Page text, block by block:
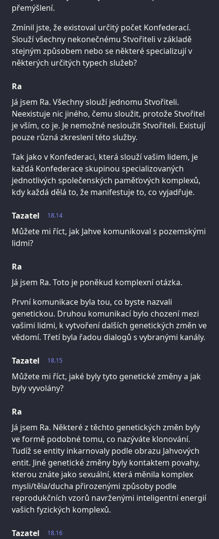
přemýšlení.
Zmínil jste, že existoval určitý počet Konfederací.
Slouží všechny nekonečnému Stvořiteli v základě
stejným způsobem nebo se některé specializují v
některých určitých typech služeb?
Ra
Já jsem Ra. Všechny slouží jednomu Stvořiteli.
Neexistuje nic jiného, čemu sloužit, protože Stvořitel
je vším, co je. Je nemožné nesloužit Stvořiteli. Existují
pouze různá zkreslení této služby.
Tak jako v Konfederaci, která slouží vašim lidem, je
každá Konfederace skupinou specializovaných
jednotlivých společenských paměťových komplexů,
kdy každá dělá to, že manifestuje to, co vyjadřuje.
18.14
Tazatel
Můžete mi říct, jak Jahve komunikoval s pozemskými
lidmi?
Ra
Já jsem Ra. Toto je poněkud komplexní otázka.
První komunikace byla tou, co byste nazvali
genetickou. Druhou komunikací bylo chození mezi
vašimi lidmi, k vytvoření dalších genetických změn ve
vědomí. Třetí byla řadou dialogů s vybranými kanály.
18.15
Tazatel
Můžete mi říct, jaké byly tyto genetické změny a jak
byly vyvolány?
Ra
Já jsem Ra. Některé z těchto genetických změn byly
ve formě podobné tomu, co nazýváte klonování.
Tudíž se entity inkarnovaly podle obrazu Jahvových
entit. Jiné genetické změny byly kontaktem povahy,
kterou znáte jako sexuální, která měnila komplex
mysli/těla/ducha přirozenými způsoby podle
reprodukčních vzorů navrženými inteligentní energií
vašich fyzických komplexů.
18.16
Tazatel